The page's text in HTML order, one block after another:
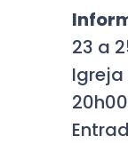
23 a
Igreja